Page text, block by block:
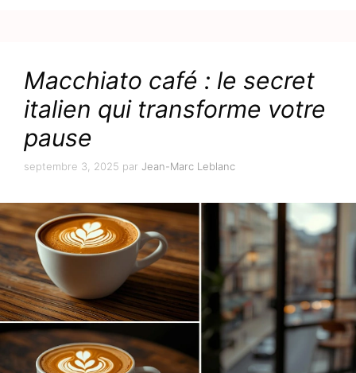
Macchiato café : le secret
italien qui transforme votre
pause
septembre 3, 2025 par Jean-Marc Leblanc